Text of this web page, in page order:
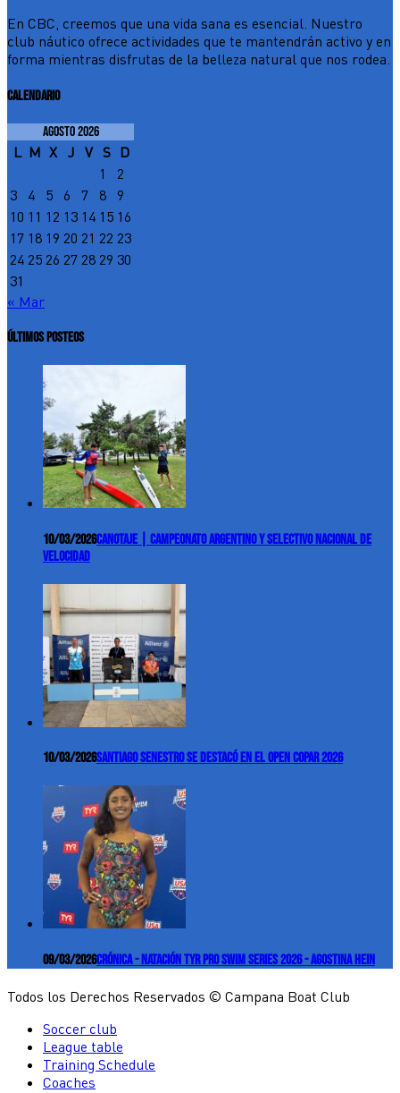
En CBC, creemos que una vida sana es esencial. Nuestro
club náutico ofrece actividades que te mantendrán activo y en
forma mientras disfrutas de la belleza natural que nos rodea.
CALENDARIO
agosto 2026
L M X J V S D
1
2
3
4 5 6 7 8
9
10 11 12 13 14 15 16
17 18 19 20 21 22 23
24 25 26 27 28 29 30
31
« Mar
ÚLTIMOS POSTEOS
10/03/2026Canotaje | Campeonato Argentino y Selectivo Nacional de
Velocidad
10/03/2026Santiago Senestro se destacó en el Open COPAR 2026
09/03/2026Crónica - Natación TYR Pro Swim Series 2026 - Agostina Hein
Todos los Derechos Reservados © Campana Boat Club
Soccer club
League table
Training Schedule
Coaches